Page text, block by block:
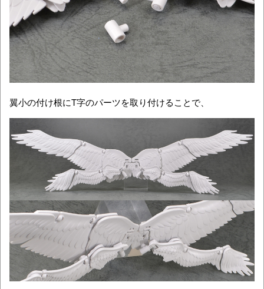
翼小の付け根にT字のパーツを取り付けることで、